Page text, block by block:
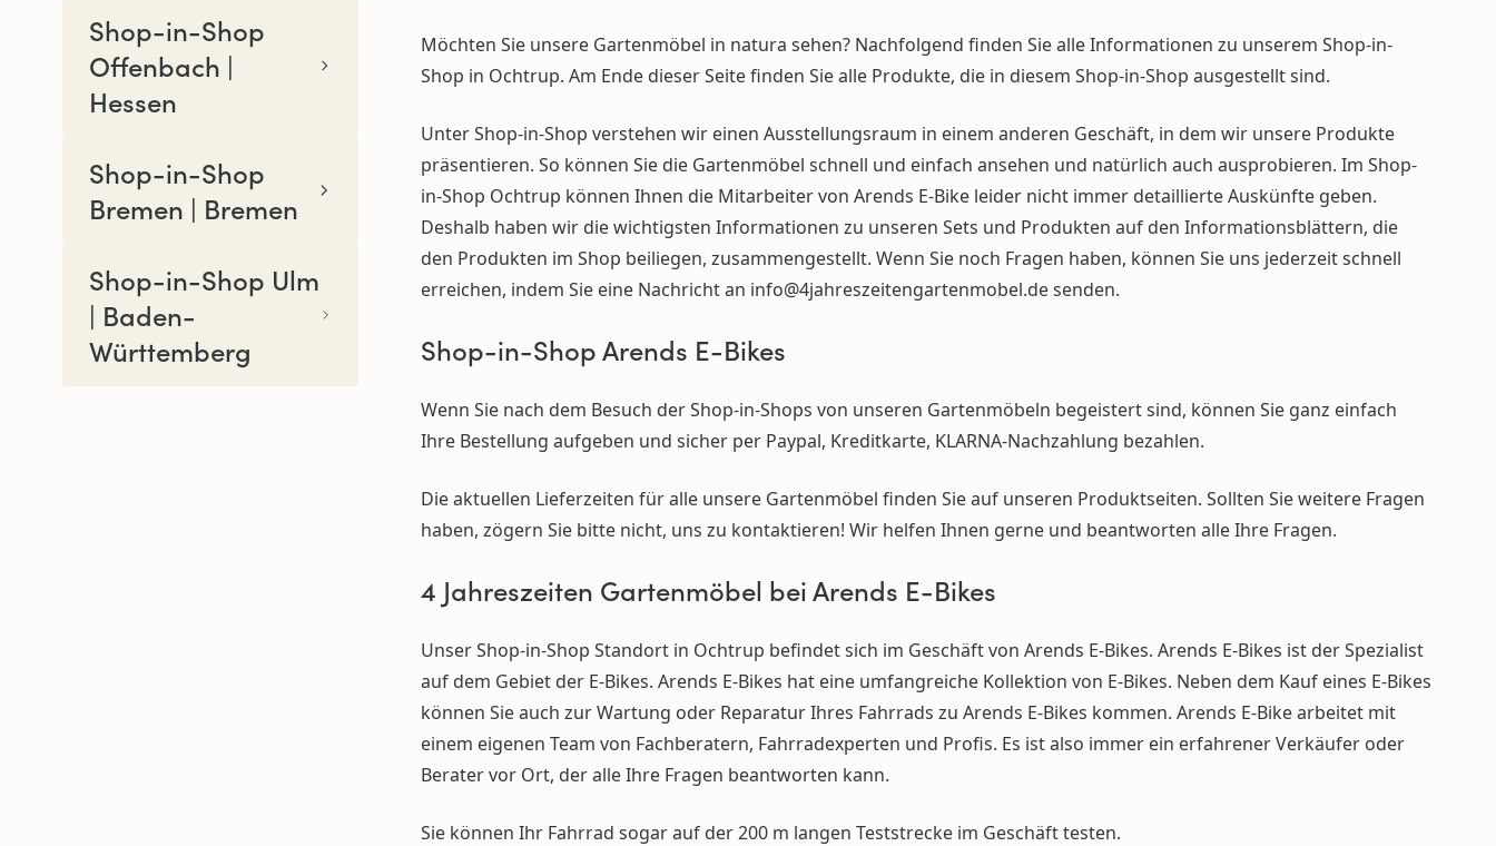
Möchten Sie unsere Gartenmöbel in natura sehen? Nachfolgend finden Sie alle Informationen zu unserem Shop-in-
Shop in Ochtrup. Am Ende dieser Seite finden Sie alle Produkte, die in diesem Shop-in-Shop ausgestellt sind.
Unter Shop-in-Shop verstehen wir einen Ausstellungsraum in einem anderen Geschäft, in dem wir unsere Produkte
präsentieren. So können Sie die Gartenmöbel schnell und einfach ansehen und natürlich auch ausprobieren. Im Shop-
in-Shop Ochtrup können Ihnen die Mitarbeiter von Arends E-Bike leider nicht immer detaillierte Auskünfte geben.
Deshalb haben wir die wichtigsten Informationen zu unseren Sets und Produkten auf den Informationsblättern, die
den Produkten im Shop beiliegen, zusammengestellt. Wenn Sie noch Fragen haben, können Sie uns jederzeit schnell
erreichen, indem Sie eine Nachricht an info@4jahreszeitengartenmobel.desenden.
Shop-in-Shop Arends E-Bikes
Wenn Sie nach dem Besuch der Shop-in-Shops von unseren Gartenmöbeln begeistert sind, können Sie ganz einfach
Ihre Bestellung aufgeben und sicher per Paypal, Kreditkarte, KLARNA-Nachzahlung bezahlen.
Die aktuellen Lieferzeiten für alle unsere Gartenmöbel finden Sie auf unseren Produktseiten. Sollten Sie weitere Fragen
haben, zögern Sie bitte nicht, uns zu kontaktieren! Wir helfen Ihnen gerne und beantworten alle Ihre Fragen.
4 Jahreszeiten Gartenmöbel bei Arends E-Bikes
Unser Shop-in-Shop Standort in Ochtrup befindet sich im Geschäft von Arends E-Bikes. Arends E-Bikes ist der Spezialist
auf dem Gebiet der E-Bikes. Arends E-Bikes hat eine umfangreiche Kollektion von E-Bikes. Neben dem Kauf eines E-Bikes
können Sie auch zur Wartung oder Reparatur Ihres Fahrrads zu Arends E-Bikes kommen. Arends E-Bike arbeitet mit
einem eigenen Team von Fachberatern, Fahrradexperten und Profis. Es ist also immer ein erfahrener Verkäufer oder
Berater vor Ort, der alle Ihre Fragen beantworten kann.
Sie können Ihr Fahrrad sogar auf der 200 m langen Teststrecke im Geschäft testen.
Shop-in-Shop
Offenbach |
Hessen
Shop-in-Shop
Bremen | Bremen
Shop-in-Shop Ulm
| Baden-
Württemberg